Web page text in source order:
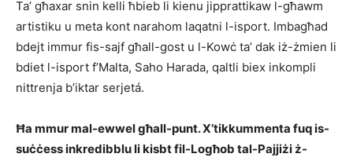
Ta’ għaxar snin kelli ħbieb li kienu jipprattikaw l-għawm
artistiku u meta kont narahom laqatni l-isport. Imbagħad
bdejt immur fis-sajf għall-gost u l-Kowċ ta’ dak iż-żmien li
bdiet l-isport f’Malta, Saho Harada, qaltli biex inkompli
nittrenja b’iktar serjetá.
Ħa mmur mal-ewwel għall-punt. X’tikkummenta fuq is-
suċċess inkredibblu li kisbt fil-Logħob tal-Pajjiżi ż-